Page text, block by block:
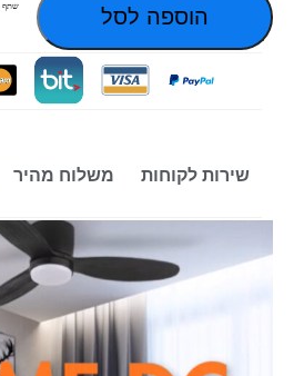
הוספה לסל שתף
שירות לקוחות משלוח מהיר